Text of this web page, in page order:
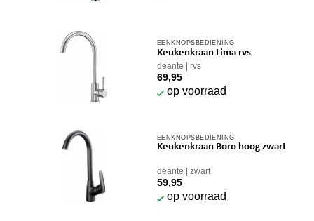
EENKNOPSBEDIENING
Keukenkraan Lima rvs
deante rvs
69,95
op voorraad
EENKNOPSBEDIENING
Keukenkraan Boro hoog zwart
deante zwart
59,95
op voorraad